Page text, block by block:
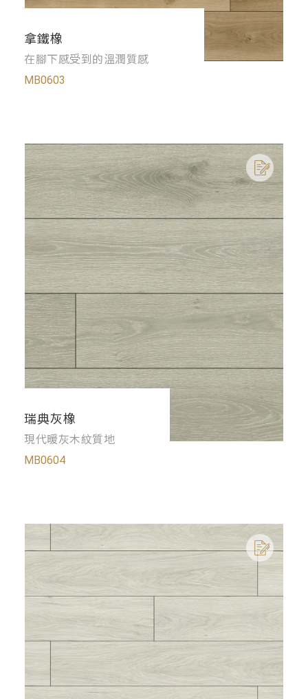
拿鐵橡
在腳下感受到的溫潤質感
MB0603
瑞典灰橡
現代暖灰木紋質地
MB0604